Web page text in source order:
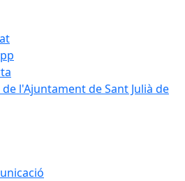
l'Ajuntament de Sant Julià de